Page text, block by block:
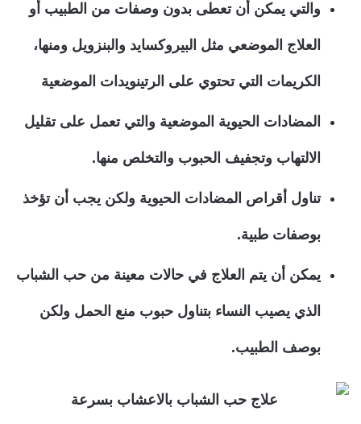
والتي يمكن أن تعطى بدون وصفات من الطبيب أو
العلاج الموضعي مثل البيروكسايد والبنزويل ومنها،
الكريمات التي تحتوي على الرتينويدات الموضعية
المضادات الحيوية الموضعية والتي تعمل على تقليل
الالتهاب وتجفيف الحبوب والتخلص منها.
تناول أقراص المضادات الحيوية ولكن يجب أن تؤخذ
بوصفات طبية.
يمكن أن يتم العلاج في حالات معينة من حب الشباب
الذي يصيب النساء بتناول حبوب منع الحمل ولكن
بوصف الطبيب.